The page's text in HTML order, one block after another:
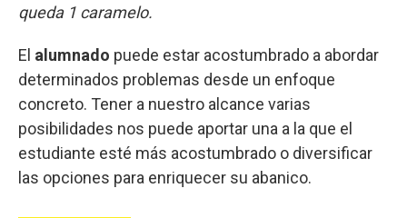
queda 1 caramelo.
El alumnado puede estar acostumbrado a abordar
determinados problemas desde un enfoque
concreto. Tener a nuestro alcance varias
posibilidades nos puede aportar una a la que el
estudiante esté más acostumbrado o diversificar
las opciones para enriquecer su abanico.